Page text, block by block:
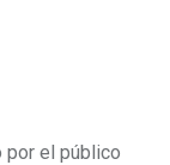
por el público